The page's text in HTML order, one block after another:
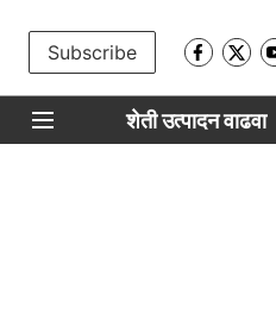
Subscribe
शेती उत्पादन वाढवा